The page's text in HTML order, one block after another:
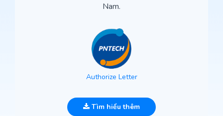
Nam.
Authorize Letter
Tìm hiểu thêm